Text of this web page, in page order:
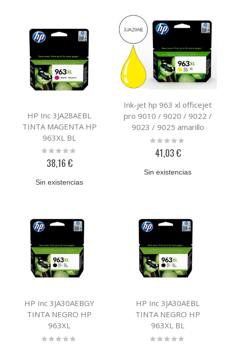
HP Inc 3JA28AEBL
TINTA MAGENTA HP
963XL BL
Rating:
38,16 €
Sin existencias
Ink-jet hp 963 xl officejet
pro 9010 / 9020 / 9022 /
9023 / 9025 amarillo
1600 paginas
Rating:
41,03 €
Sin existencias
HP Inc 3JA30AEBGY
TINTA NEGRO HP
963XL
Rating:
HP Inc 3JA30AEBL
TINTA NEGRO HP
963XL BL
Rating: